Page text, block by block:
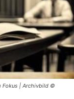
Fokus | Archivbild ©